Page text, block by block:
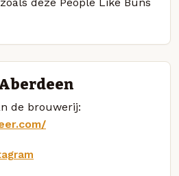
de brouwerij: